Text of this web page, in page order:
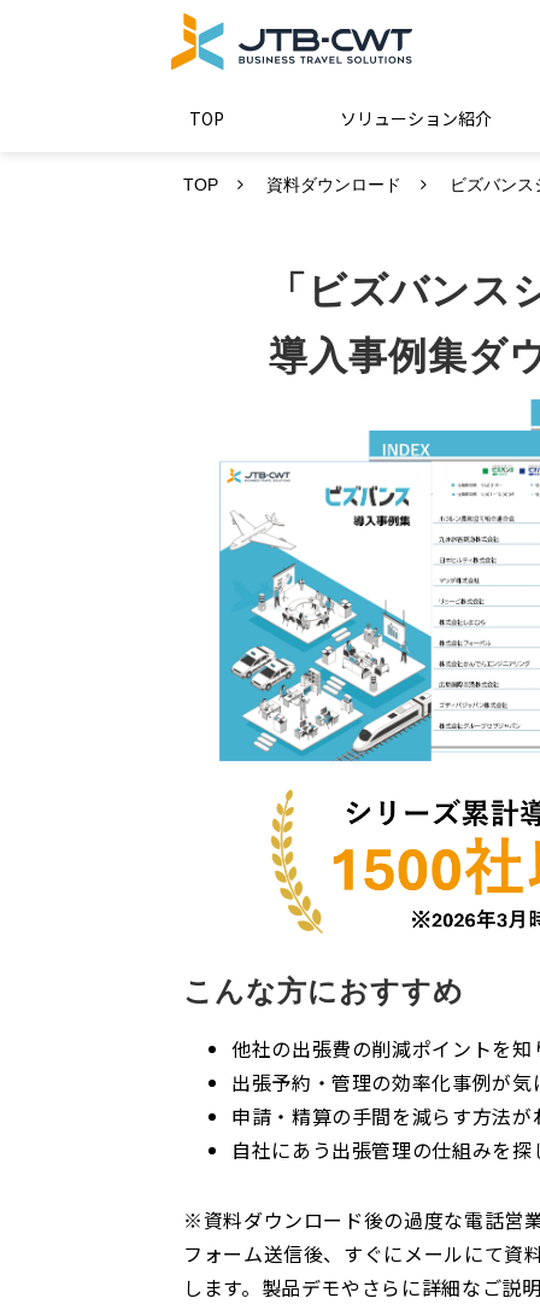
TOP ソリューション紹介
TOP 資料ダウンロード ビズバン
「ビズバンス
導入事例集ダ
こんな方におすすめ
他社の出張費の削減ポイントを知
出張予約・管理の効率化事例が気
申請・精算の手間を減らす方法が
自社にあう出張管理の仕組みを探
※資料ダウンロード後の過度な電話営
フォーム送信後、すぐにメールにて資
します。製品デモやさらに詳細なご説